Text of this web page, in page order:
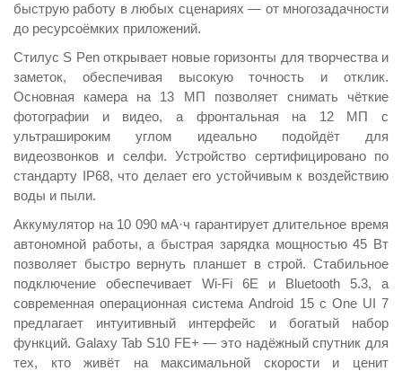
быструю работу в любых сценариях — от многозадачности
до ресурсоёмких приложений.
Стилус S Pen открывает новые горизонты для творчества и
заметок, обеспечивая высокую точность и отклик.
Основная камера на 13 МП позволяет снимать чёткие
фотографии и видео, а фронтальная на 12 МП с
ультрашироким углом идеально подойдёт для
видеозвонков и селфи. Устройство сертифицировано по
стандарту IP68, что делает его устойчивым к воздействию
воды и пыли.
Аккумулятор на 10 090 мА·ч гарантирует длительное время
автономной работы, а быстрая зарядка мощностью 45 Вт
позволяет быстро вернуть планшет в строй. Стабильное
подключение обеспечивает Wi-Fi 6E и Bluetooth 5.3, а
современная операционная система Android 15 с One UI 7
предлагает интуитивный интерфейс и богатый набор
функций. Galaxy Tab S10 FE+ — это надёжный спутник для
тех, кто живёт на максимальной скорости и ценит